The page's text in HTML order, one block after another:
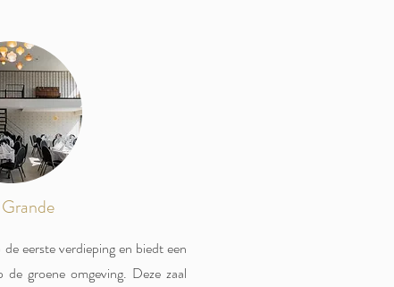
eerste verdieping en biedt een
groene omgeving. Deze zaal